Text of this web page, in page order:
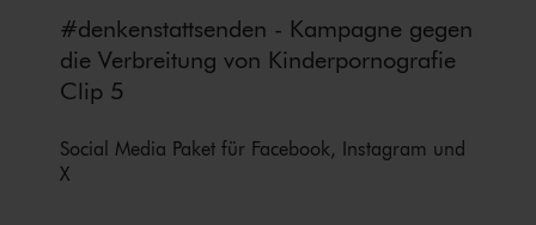
#den­ken­statt­sen­den - Kampagne gegen
die Verbreitung von Kin­der­por­no­gra­fie
Clip 5
Social Media Paket für Facebook, Instagram und
X